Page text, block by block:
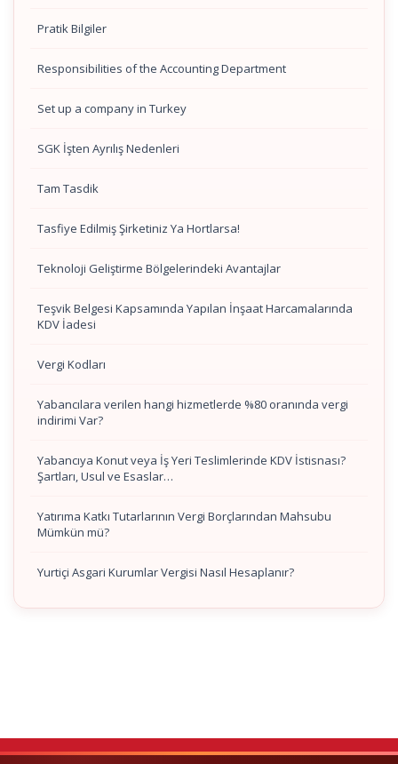
Pratik Bilgiler
Responsibilities of the Accounting Department
Set up a company in Turkey
SGK İşten Ayrılış Nedenleri
Tam Tasdik
Tasfiye Edilmiş Şirketiniz Ya Hortlarsa!
Teknoloji Geliştirme Bölgelerindeki Avantajlar
Teşvik Belgesi Kapsamında Yapılan İnşaat Harcamalarında
KDV İadesi
Vergi Kodları
Yabancılara verilen hangi hizmetlerde %80 oranında vergi
indirimi Var?
Yabancıya Konut veya İş Yeri Teslimlerinde KDV İstisnası?
Şartları, Usul ve Esaslar…
Yatırıma Katkı Tutarlarının Vergi Borçlarından Mahsubu
Mümkün mü?
Yurtiçi Asgari Kurumlar Vergisi Nasıl Hesaplanır?